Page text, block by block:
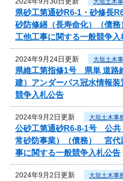
大垣土木
県砂工第通砂R6-1・砂修長
砂防修繕（長寿命化）（債
工他工事に関する一般競争入
2024年9月24日更新 大垣土木
県維工第指修1号 県単 道路
建）アンダーパス冠水情報
競争入札公告
2024年9月2日更新 大垣土木事
公砂工第通砂R6-8-1号 公共
常砂防事業）（債務） 宮
事に関する一般競争入札公告
2024年9月2日更新 大垣土木事